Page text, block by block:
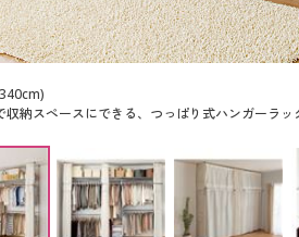
納スペースにできる、つっぱり式ハンガーラッ